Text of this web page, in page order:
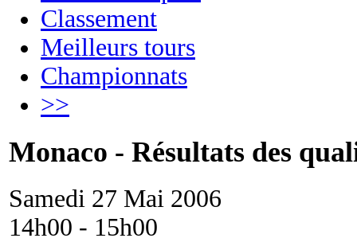
Classement
Meilleurs tours
Championnats
>>
Monaco - Résultats des
Samedi 27 Mai 2006
14h00 - 15h00